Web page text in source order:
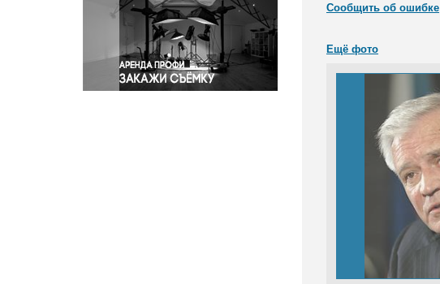
Спорт
Экология
Экономика и бизнес
Сообщить об ошибке
Ещё фото